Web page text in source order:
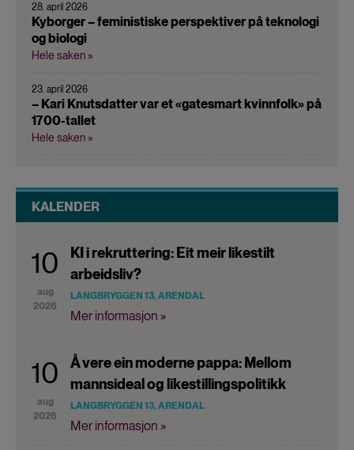
28. april 2026
Kyborger – feministiske perspektiver på teknologi
og biologi
Hele saken »
23. april 2026
– Kari Knutsdatter var et «gatesmart kvinnfolk» på
1700-tallet
Hele saken »
KALENDER
10
aug
2026
KI i rekruttering: Eit meir likestilt
arbeidsliv?
LANGBRYGGEN 13, ARENDAL
Mer informasjon »
10
aug
2026
Å vere ein moderne pappa: Mellom
mannsideal og likestillingspolitikk
LANGBRYGGEN 13, ARENDAL
Mer informasjon »